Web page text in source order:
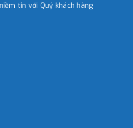
tin với Quý khách hàng